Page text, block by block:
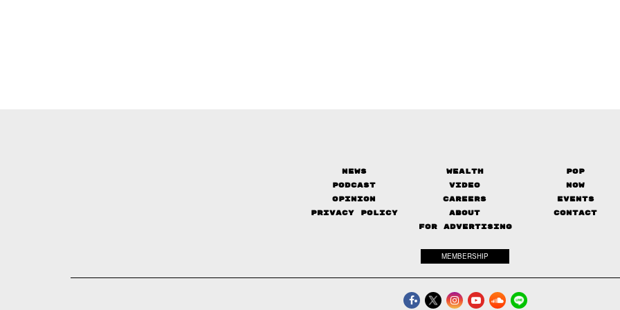
News Wealth
Pop
Podcast
Video
Now
Opinion
Careers
Events
Privacy Policy
About
Contact
FOR ADVERTISING
MEMBERSHIP